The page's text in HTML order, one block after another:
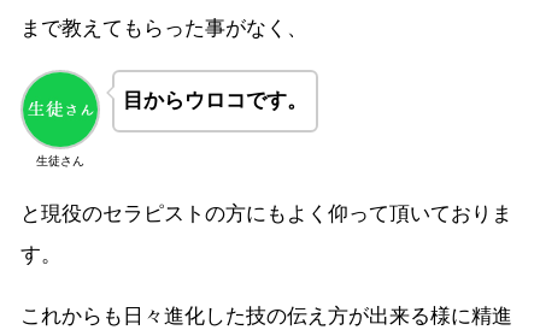
まで教えてもらった事がなく、
生徒さん
目からウロコです。
と現役のセラピストの方にもよく仰って頂いておりま
す。
これからも日々進化した技の伝え方が出来る様に精進